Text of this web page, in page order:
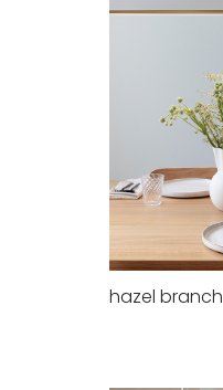
hazel branch